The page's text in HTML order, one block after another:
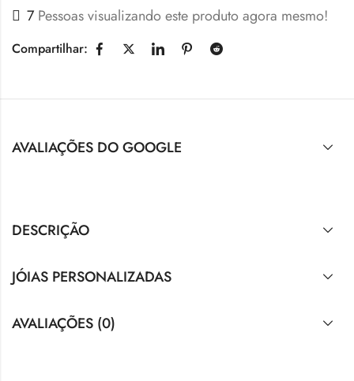
7 Pessoas visualizando este produto agora mesmo!
Compartilhar:
AVALIAÇÕES DO GOOGLE
DESCRIÇÃO
JÓIAS PERSONALIZADAS
AVALIAÇÕES (0)